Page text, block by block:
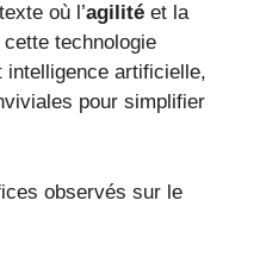
où l’agilité et la
technologie
intelligence artificielle,
pour simplifier
observés sur le